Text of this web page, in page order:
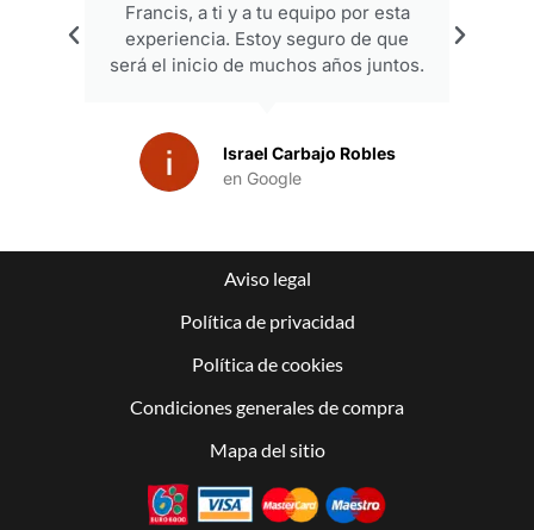
Crystian Saez
Aviso legal
Política de privacidad
Política de cookies
Condiciones generales de compra
Mapa del sitio